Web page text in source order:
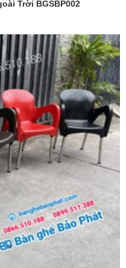
Trời BGSBP002